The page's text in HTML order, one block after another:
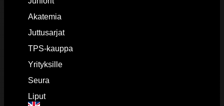
Akatemia
Juttusarjat
TPS-kauppa
Yrityksille
Seura
Liput